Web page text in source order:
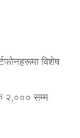
विशेष
रु २,००० सम्म